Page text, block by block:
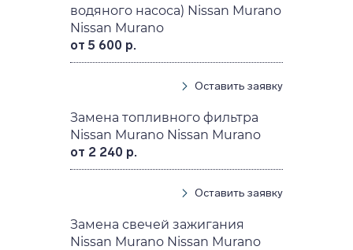
водяного насоса) Nissan Murano
Nissan Murano
от 5 600 р.
Оставить заявку
Замена топливного фильтра
Nissan Murano Nissan Murano
от 2 240 р.
Оставить заявку
Замена свечей зажигания
Nissan Murano Nissan Murano